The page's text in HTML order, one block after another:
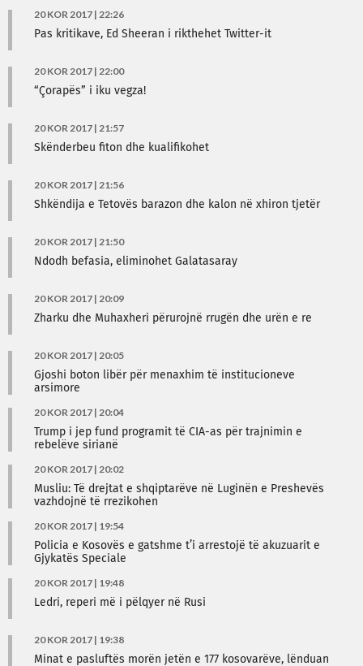
20 KOR 2017 | 22:26
Pas kritikave, Ed Sheeran i rikthehet Twitter-it
20 KOR 2017 | 22:00
“Çorapës” i iku vegza!
20 KOR 2017 | 21:57
Skënderbeu fiton dhe kualifikohet
20 KOR 2017 | 21:56
Shkëndija e Tetovës barazon dhe kalon në xhiron tjetër
20 KOR 2017 | 21:50
Ndodh befasia, eliminohet Galatasaray
20 KOR 2017 | 20:09
Zharku dhe Muhaxheri përurojnë rrugën dhe urën e re
20 KOR 2017 | 20:05
Gjoshi boton libër për menaxhim të institucioneve
arsimore
20 KOR 2017 | 20:04
Trump i jep fund programit të CIA-as për trajnimin e
rebelëve sirianë
20 KOR 2017 | 20:02
Musliu: Të drejtat e shqiptarëve në Luginën e Preshevës
vazhdojnë të rrezikohen
20 KOR 2017 | 19:54
Policia e Kosovës e gatshme t’i arrestojë të akuzuarit e
Gjykatës Speciale
20 KOR 2017 | 19:48
Ledri, reperi më i pëlqyer në Rusi
20 KOR 2017 | 19:38
Minat e pasluftës morën jetën e 177 kosovarëve, lënduan